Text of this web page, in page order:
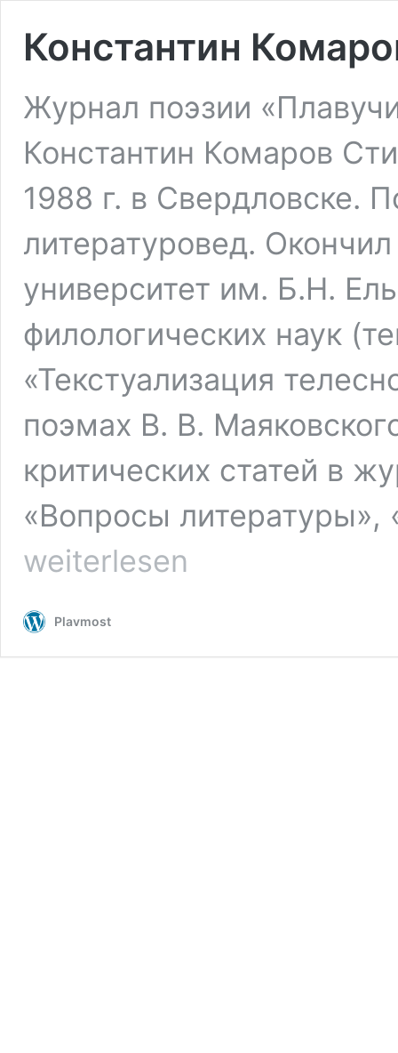
Константин
Журнал поэзии
Константин Комаров
1988 г. в Свердловске.
литературовед.
университет им. Б.Н.
филологических наук
«Текстуализация
поэмах В. В.
критических статей в
«Вопросы
weiterlesen
Plavmost